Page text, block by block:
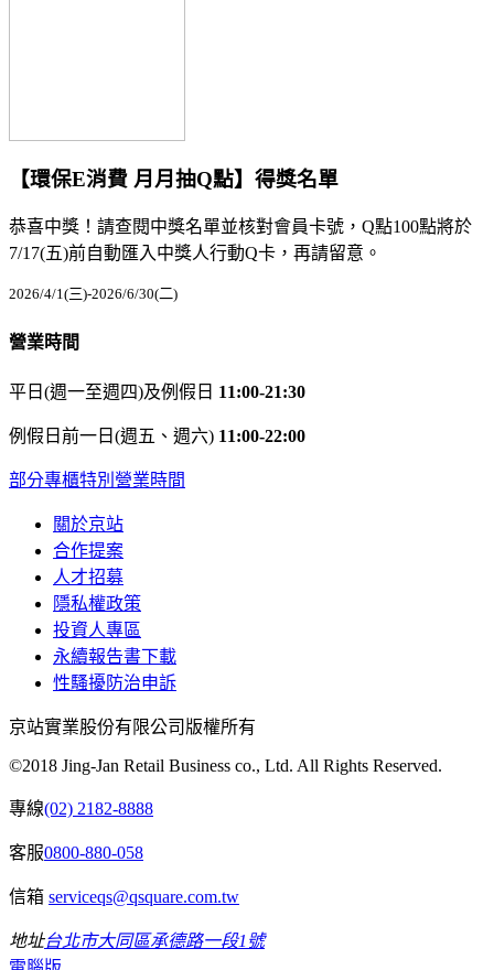
【環保E消費 月月抽Q點】得獎名單
恭喜中獎！請查閱中獎名單並核對會員卡號，Q點100點將於
7/17(五)前自動匯入中獎人行動Q卡，再請留意。
2026/4/1(三)-2026/6/30(二)
營業時間
平日(週一至週四)及例假日 11:00-21:30
例假日前一日(週五、週六) 11:00-22:00
部分專櫃特別營業時間
關於京站
合作提案
人才招募
隱私權政策
投資人專區
永續報告書下載
性騷擾防治申訴
京站實業股份有限公司版權所有
©2018 Jing-Jan Retail Business co., Ltd. All Rights Reserved.
專線(02) 2182-8888
客服0800-880-058
信箱 serviceqs@qsquare.com.tw
地址台北市大同區承德路一段1號